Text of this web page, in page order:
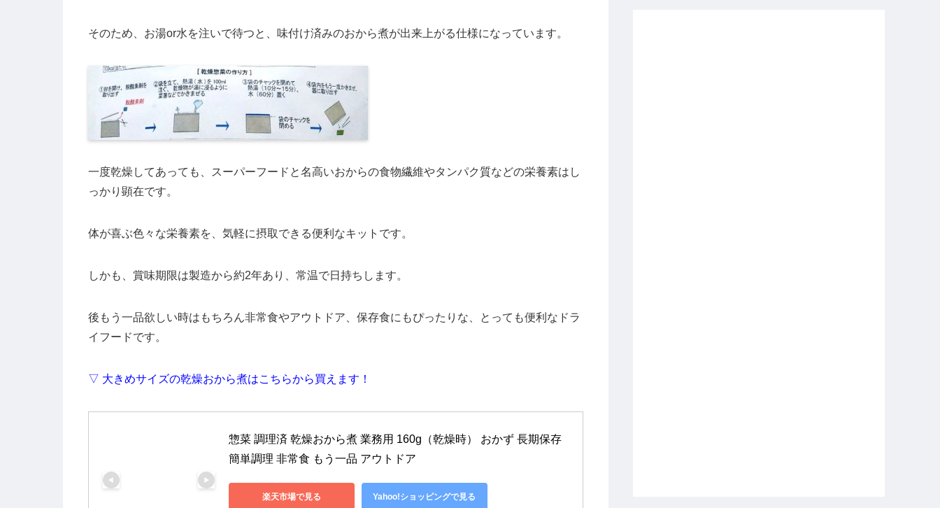
そのため、お湯or水を注いで待つと、味付け済みのおから煮が出来上がる仕様になっています。
一度乾燥してあっても、スーパーフードと名高いおからの食物繊維やタンパク質などの栄養素はし
っかり顕在です。
体が喜ぶ色々な栄養素を、気軽に摂取できる便利なキットです。
しかも、賞味期限は製造から約2年あり、常温で日持ちします。
後もう一品欲しい時はもちろん非常食やアウトドア、保存食にもぴったりな、とっても便利なドラ
イフードです。
▽ 大きめサイズの乾燥おから煮はこちらから買えます！
惣菜 調理済 乾燥おから煮 業務用 160g（乾燥時） おかず 長期保存
簡単調理 非常食 もう一品 アウトドア
楽天市場で見る Yahoo!ショッピングで見る